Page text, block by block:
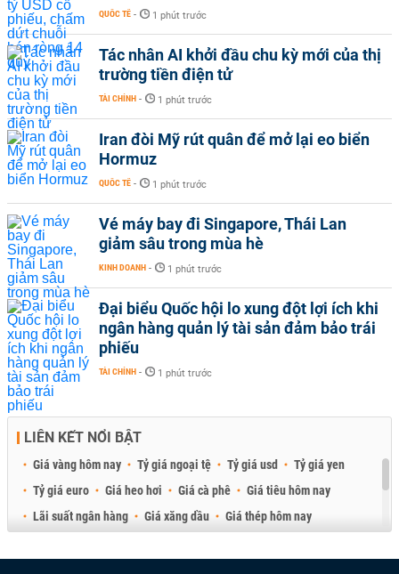
QUỐC TẾ - 1 phút trước
Tác nhân AI khởi đầu chu kỳ mới của thị
trường tiền điện tử
TÀI CHÍNH - 1 phút trước
Iran đòi Mỹ rút quân để mở lại eo biển
Hormuz
QUỐC TẾ - 1 phút trước
Vé máy bay đi Singapore, Thái Lan
giảm sâu trong mùa hè
KINH DOANH - 1 phút trước
Đại biểu Quốc hội lo xung đột lợi ích khi
ngân hàng quản lý tài sản đảm bảo trái
phiếu
TÀI CHÍNH - 1 phút trước
LIÊN KẾT NỔI BẬT
Giá vàng hôm nay Tỷ giá ngoại tệ Tỷ giá usd
Tỷ giá yen
Tỷ giá euro
Giá heo hơi Giá cà phê
Giá tiêu hôm nay
Lãi suất ngân hàng
Giá xăng dầu
Giá thép hôm nay